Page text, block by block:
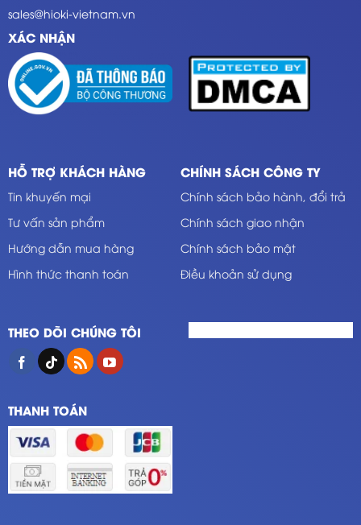
sales@hioki-vietnam.vn
XÁC NHẬN
HỖ TRỢ KHÁCH HÀNG
Tin khuyến mại
Tư vấn sản phẩm
Hướng dẫn mua hàng
Hình thức thanh toán
CHÍNH SÁCH CÔNG TY
Chính sách bảo hành, đổi trả
Chính sách giao nhận
Chính sách bảo mật
Điều khoản sử dụng
THEO DÕI CHÚNG TÔI
THANH TOÁN